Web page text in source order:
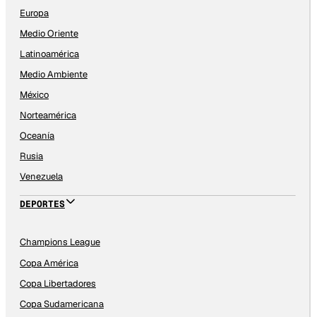
Europa
Medio Oriente
Latinoamérica
Medio Ambiente
México
Norteamérica
Oceanía
Rusia
Venezuela
DEPORTES
Champions League
Copa América
Copa Libertadores
Copa Sudamericana